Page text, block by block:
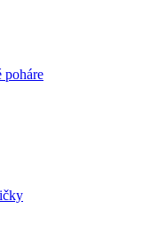
poháre